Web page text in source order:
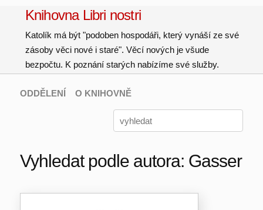
Knihovna Libri nostri
Katolík má být "podoben hospodáři, který vynáší ze své
zásoby věci nové i staré". Věcí nových je všude
bezpočtu. K poznání starých nabízíme své služby.
ODDĚLENÍ O KNIHOVNĚ
Vyhledat podle autora: Gasser